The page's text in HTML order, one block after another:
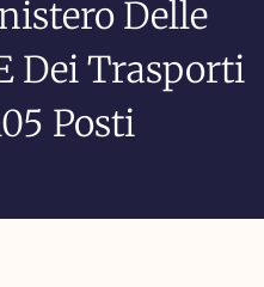
Delle
Dei Trasporti
Posti